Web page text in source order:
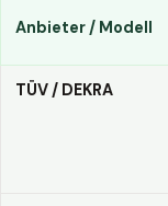
Anbieter / Modell
TÜV / DEKRA